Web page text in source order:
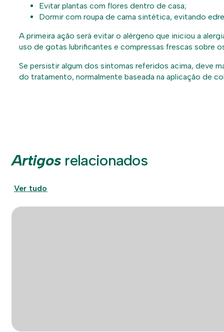
Evitar plantas com flores dentro de casa;
Dormir com roupa de cama sintética, evitando
A primeira ação será evitar o alérgeno que iniciou a
uso de gotas lubrificantes e compressas frescas sobre
Se persistir algum dos sintomas referidos acima, deve
do tratamento, normalmente baseada na aplicação de
Artigos relacionados
Ver tudo